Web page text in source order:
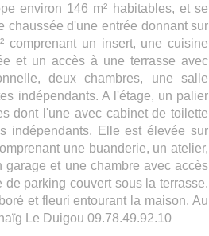
environ 146 m² habitables, et se
chaussée d'une entrée donnant sur
comprenant un insert, une cuisine
et un accès à une terrasse avec
deux chambres, une salle
indépendants. A l'étage, un palier
dont l'une avec cabinet de toilette
indépendants. Elle est élevée sur
une buanderie, un atelier,
garage et une chambre avec accès
parking couvert sous la terrasse.
et fleuri entourant la maison. Au
Le Duigou 09.78.49.92.10